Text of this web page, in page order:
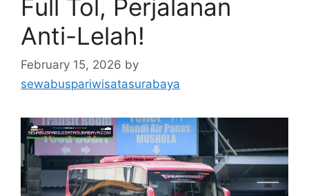
Full Tol, Perjalanan
Anti-Lelah!
February 15, 2026 by
sewabuspariwisatasurabaya